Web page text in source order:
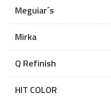
Meguiar´s
Mirka
Q Refinish
HIT COLOR